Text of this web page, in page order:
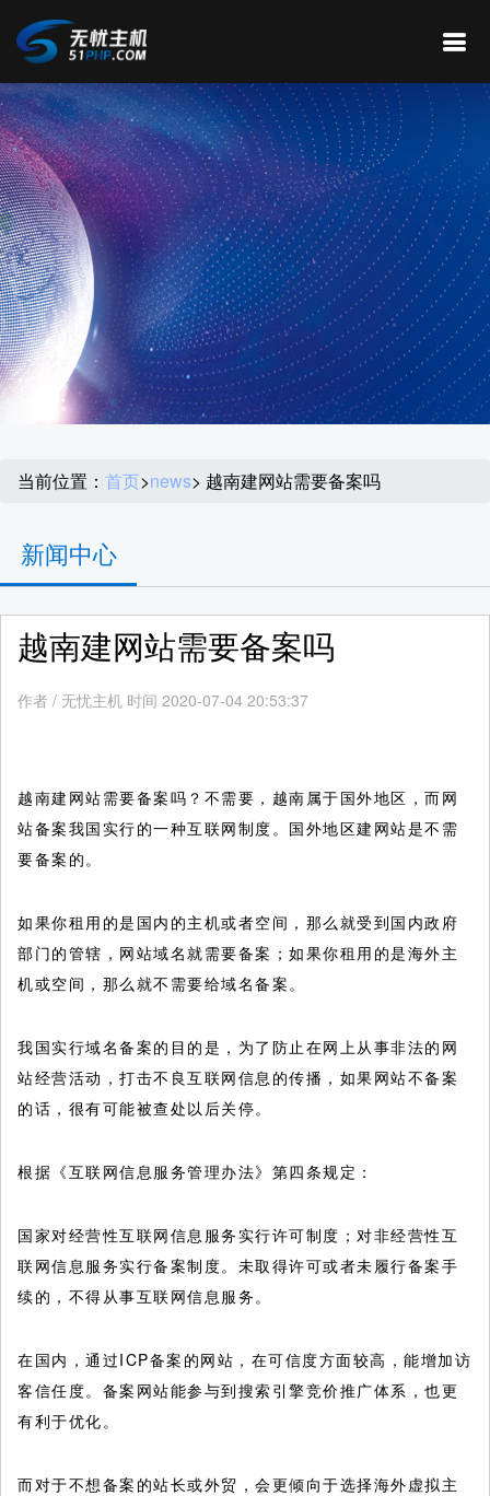
当前位置： 首页>news> 越南建网站需要备案吗
新闻中心
越南建网站需要备案吗
作者 / 无忧主机 时间 2020-07-04 20:53:37
越南建网站需要备案吗？不需要，越南属于国外地区，而网
站备案我国实行的一种互联网制度。国外地区建网站是不需
要备案的。
如果你租用的是国内的主机或者空间，那么就受到国内政府
部门的管辖，网站域名就需要备案；如果你租用的是海外主
机或空间，那么就不需要给域名备案。
我国实行域名备案的目的是，为了防止在网上从事非法的网
站经营活动，打击不良互联网信息的传播，如果网站不备案
的话，很有可能被查处以后关停。
根据《互联网信息服务管理办法》第四条规定：
国家对经营性互联网信息服务实行许可制度；对非经营性互
联网信息服务实行备案制度。未取得许可或者未履行备案手
续的，不得从事互联网信息服务。
在国内，通过ICP备案的网站，在可信度方面较高，能增加访
客信任度。备案网站能参与到搜索引擎竞价推广体系，也更
有利于优化。
而对于不想备案的站长或外贸，会更倾向于选择海外虚拟主